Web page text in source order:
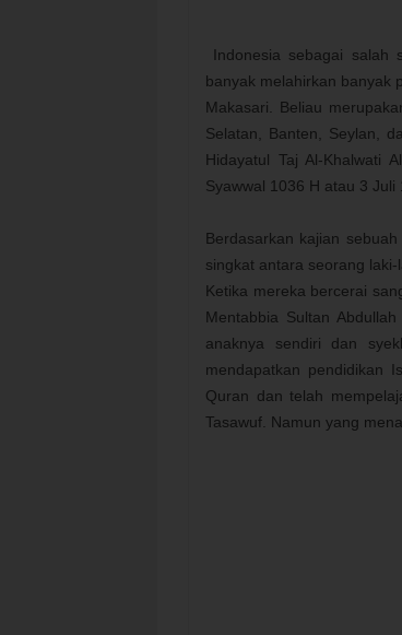
Indonesia sebagai salah
banyak melahirkan banyak
Makasari. Beliau
Selatan, Banten, Seylan,
Hidayatul Taj Al-Khalwati
Syawwal 1036 H atau 3
Berdasarkan kajian
singkat antara seorang
Ketika mereka bercerai
Mentabbia Sultan
anaknya sendiri dan
mendapatkan pendidikan
Quran dan telah
Tasawuf. Namun yang